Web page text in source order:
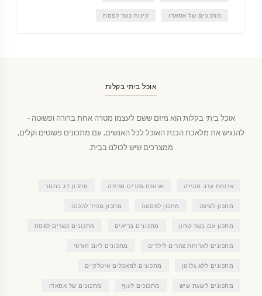
מתכונים של אסאדו קינוח כשר לפסח
אוכל ביתי בקלות
אוכל ביתי בקלות הוא מיזם ששם לעצמו מטרה אחת ברורה ופשוטה -
להנגיש את מלאכת הכנת האוכל לכל האנשים, עם מתכונים פשוטים וקלים,
ממצרכים שיש לכולנו בבית.
ארוחת ערב מהירה ארוחת צהרים מהירה מתכון דג בתנור
מתכון לפיצה מתכון לפסטה מתכון מהיר להכנה
מתכון עם בשר טחון מתכונים בריאים מתכונים כשרים לפסח
מתכונים לארוחת צהרים לילדים מתכונים ליום חורפי
מתכונים ללא גלוטן מתכונים למאכלים איטלקיים
מתכונים לעוגת שיש מתכונים לעוף מתכונים של אסאדו